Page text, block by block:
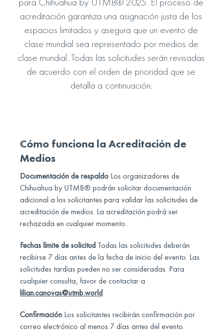
acreditación garantiza una asignación justa de los
espacios limitados y asegura que un evento de
clase mundial sea representado por medios de
clase mundial. Todas las solicitudes serán revisadas
de acuerdo con el orden de prioridad que se
detalla a continuación.
Cómo funciona la Acreditación de
Medios
Documentación de respaldo Los organizadores de
Chihuahua by UTMB® podrán solicitar documentación
adicional a los solicitantes para validar las solicitudes de
acreditación de medios. La acreditación podrá ser
rechazada en cualquier momento.
Fechas límite de solicitud Todas las solicitudes deberán
recibirse 7 días antes de la fecha de inicio del evento. Las
solicitudes tardías pueden no ser consideradas. Para
cualquier consulta, favor de contactar a
lilian.canovas@utmb.world.
Confirmación Los solicitantes recibirán confirmación por
correo electrónico al menos 7 días antes del evento.